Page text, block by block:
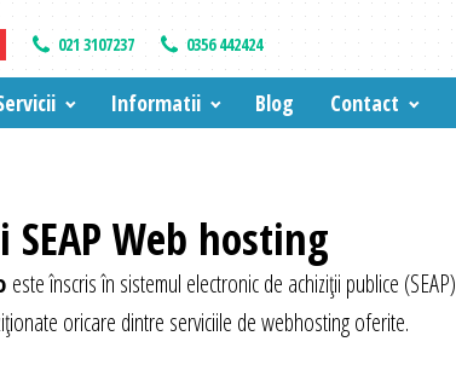
021 3107237 0356 442424
Informatii Blog Contact
Web hosting
este înscris în sistemul electronic de achiziții publice (SEAP)
oricare dintre serviciile de webhosting oferite.